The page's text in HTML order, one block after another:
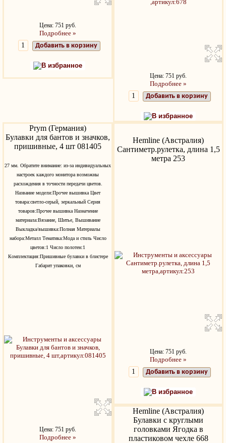
Цена: 751 руб.
Подробнее »
Добавить в корзину
В избранное
Цена: 751 руб.
Подробнее »
Добавить в корзину
В избранное
Prym (Германия)
Булавки для бантов и значков,
пришивные, 4 шт 081405
27 мм. Обратите внимание: из-за индивидуальных
настроек каждого монитора возможны
расхождения в точности передачи цветов.
Название модели:Прочее вышивка Цвет
товара:светло-серый, зеркальный Серия
товаров:Прочее вышивка Назначение
материала:Вязание, Шитье, Вышивание
Выкладка/вышивка:Полная Материалы
набора:Металл Тематика:Мода и стиль Число
цветов:1 Число полотен:1
Комплектация:Пришивные булавки в блистере
Габарит упаковки, см
Цена: 751 руб.
Подробнее »
Hemline (Австралия)
Сантиметр.рулетка, длина 1,5
метра 253
Цена: 751 руб.
Подробнее »
Добавить в корзину
В избранное
Hemline (Австралия)
Булавки с круглыми
головками Ягодка в
пластиковом чехле 668